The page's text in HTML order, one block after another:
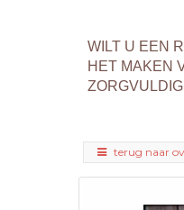
WILT U EEN
HET MAKEN
terug naar